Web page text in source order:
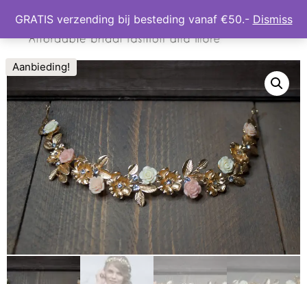
Aanbieding!
GRATIS verzending bij besteding vanaf €50.- Dismiss